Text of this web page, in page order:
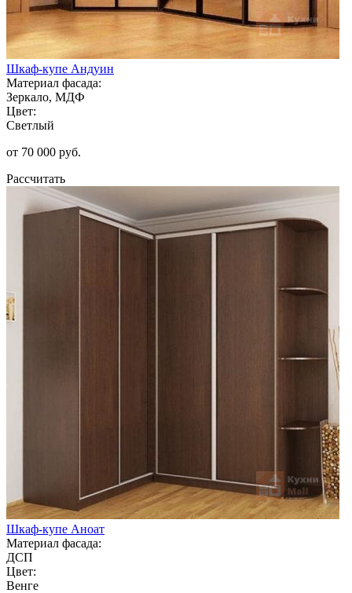
Шкаф-купе Андуин
Материал фасада:
Зеркало, МДФ
Цвет:
Светлый
от 70 000 руб.
Рассчитать
Шкаф-купе Аноат
Материал фасада:
ДСП
Цвет:
Венге